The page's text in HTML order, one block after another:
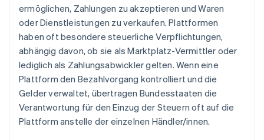
ermöglichen, Zahlungen zu akzeptieren und Waren
oder Dienstleistungen zu verkaufen. Plattformen
haben oft besondere steuerliche Verpflichtungen,
abhängig davon, ob sie als Marktplatz-Vermittler oder
lediglich als Zahlungsabwickler gelten. Wenn eine
Plattform den Bezahlvorgang kontrolliert und die
Gelder verwaltet, übertragen Bundesstaaten die
Verantwortung für den Einzug der Steuern oft auf die
Plattform anstelle der einzelnen Händler/innen.